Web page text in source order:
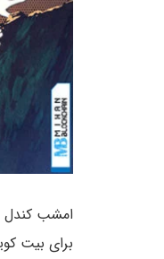
امشب کندل
برای بیت